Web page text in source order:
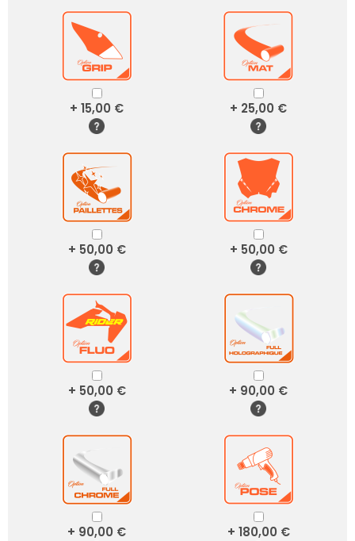
+ 15,00 € + 25,00 €
+ 50,00 € + 50,00 €
+ 50,00 € + 90,00 €
+ 90,00 € + 180,00 €